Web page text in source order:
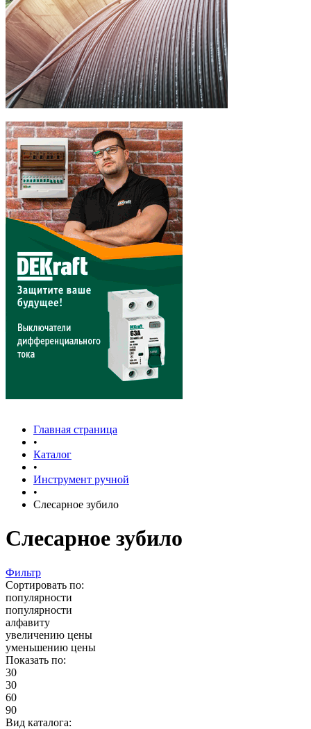
Главная страница
•
Каталог
•
Инструмент ручной
•
Слесарное зубило
Слесарное зубило
Фильтр
Сортировать по:
популярности
популярности
алфавиту
увеличению цены
уменьшению цены
Показать по:
30
30
60
90
Вид каталога: